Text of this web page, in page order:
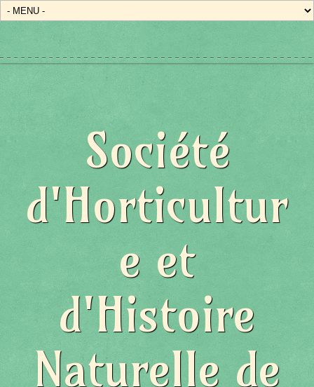
Société
d'Horticultur
e et
d'Histoire
Naturelle de